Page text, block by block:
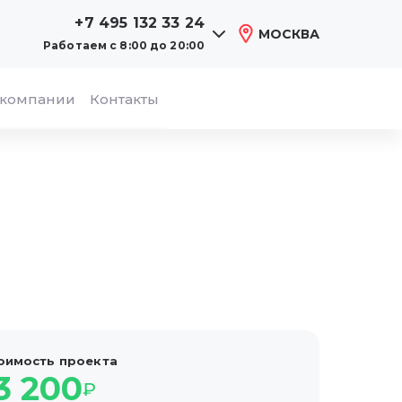
+7 495 132 33 24
Работаем с 8:00 до 20:00
МОСКВА
Контакты
проекта
200₽